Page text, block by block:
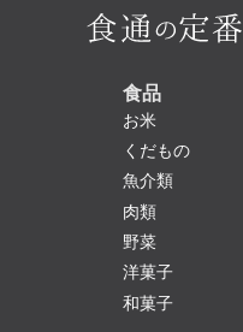
食品
お米
くだもの
魚介類
肉類
野菜
洋菓子
和菓子